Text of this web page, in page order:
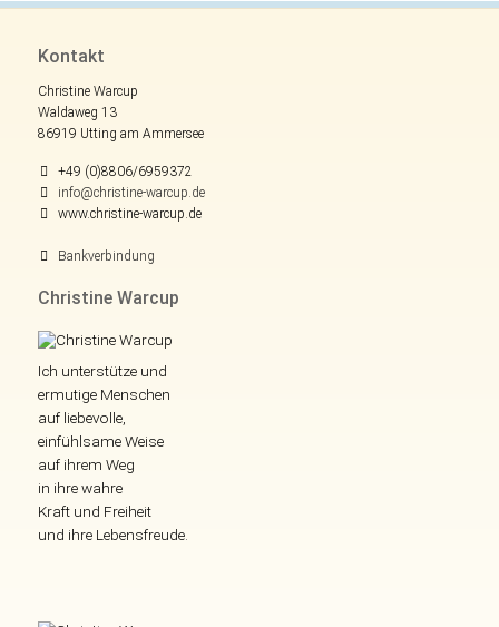
Kontakt
Christine Warcup
Waldaweg 13
86919 Utting am Ammersee
+49 (0)8806/6959372
info@christine-warcup.de
www.christine-warcup.de
Bankverbindung
Christine Warcup
Ich unterstütze und
ermutige Menschen
auf liebevolle,
einfühlsame Weise
auf ihrem Weg
in ihre wahre
Kraft und Freiheit
und ihre Lebensfreude.